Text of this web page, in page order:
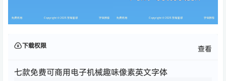
下载权限 查看
七款免费可商用电子机械趣味像素英文字体